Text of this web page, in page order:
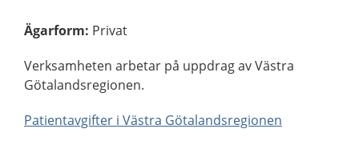
Ägarform: Privat
Verksamheten arbetar på uppdrag av Västra
Götalandsregionen.
Patientavgifter i Västra Götalandsregionen